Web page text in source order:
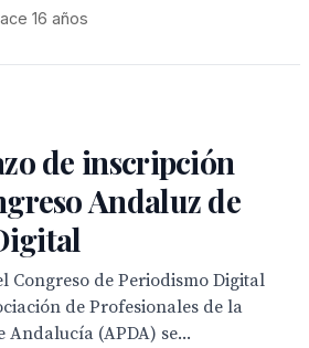
16 años
de inscripción
Andaluz de
Congreso de Periodismo Digital
de Profesionales de la
(APDA) se...